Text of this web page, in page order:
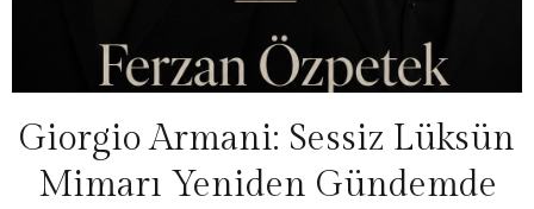
Giorgio Armani: Sessiz Lüksün
Mimarı Yeniden Gündemde